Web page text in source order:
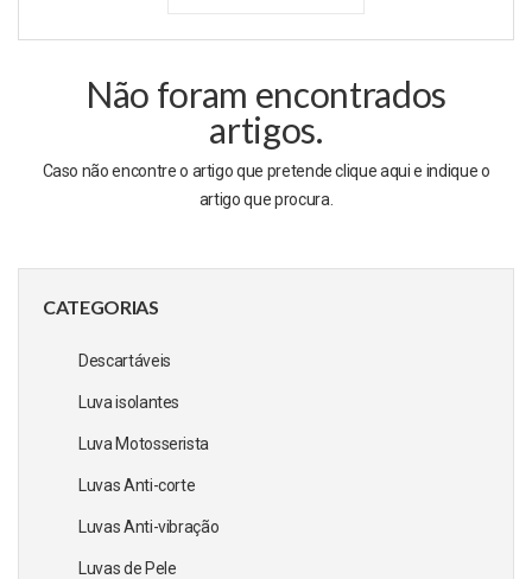
CATEGORIAS
Descartáveis
Luva isolantes
Luva Motosserista
Luvas Anti-corte
Luvas Anti-vibração
Luvas de Pele
Não foram encontrados
artigos.
Caso não encontre o artigo que pretende cliqueaquie indique o
artigo que procura.